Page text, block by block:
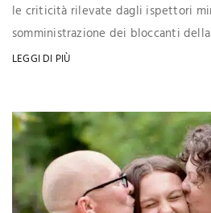
le criticità rilevate dagli ispettori
somministrazione dei bloccanti
LEGGI DI PIÙ